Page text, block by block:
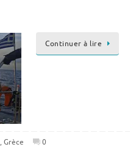
Continuer à lire
,Grèce 0